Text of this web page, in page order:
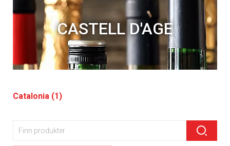
CASTELL D'AGE
Catalonia (1)